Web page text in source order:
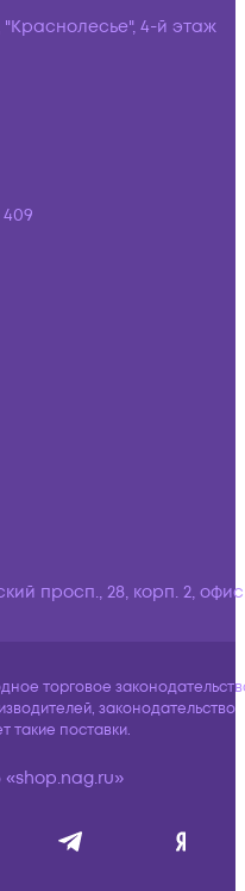
"Краснолесье", 4-й этаж
просп., 28, корп. 2,
торговое
законодательство
такие поставки.
«shop.nag.ru»